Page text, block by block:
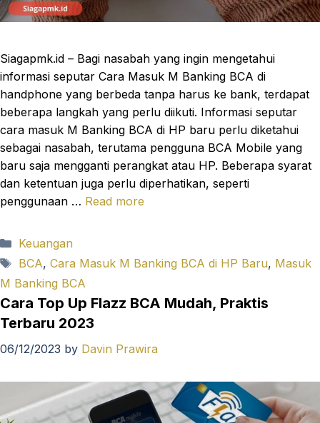
Siagapmk.id – Bagi nasabah yang ingin mengetahui
informasi seputar Cara Masuk M Banking BCA di
handphone yang berbeda tanpa harus ke bank, terdapat
beberapa langkah yang perlu diikuti. Informasi seputar
cara masuk M Banking BCA di HP baru perlu diketahui
sebagai nasabah, terutama pengguna BCA Mobile yang
baru saja mengganti perangkat atau HP. Beberapa syarat
dan ketentuan juga perlu diperhatikan, seperti
penggunaan … Read more
Categories
Keuangan
Tags
BCA, Cara Masuk M Banking BCA di HP Baru, Masuk
M Banking BCA
Cara Top Up Flazz BCA Mudah, Praktis
Terbaru 2023
06/12/2023 by Davin Prawira